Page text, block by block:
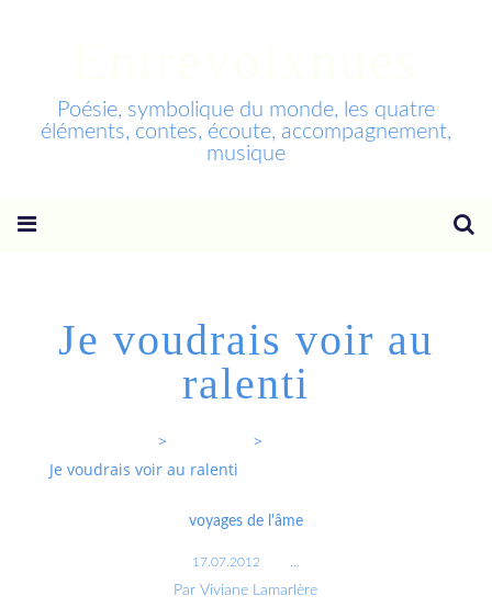
Poésie, symbolique du monde, les quatre
éléments, contes, écoute, accompagnement,
musique
Je voudrais voir au
ralenti
>
>
Je voudrais voir au ralenti
voyages de l'âme
17.07.2012
Par Viviane Lamarlère